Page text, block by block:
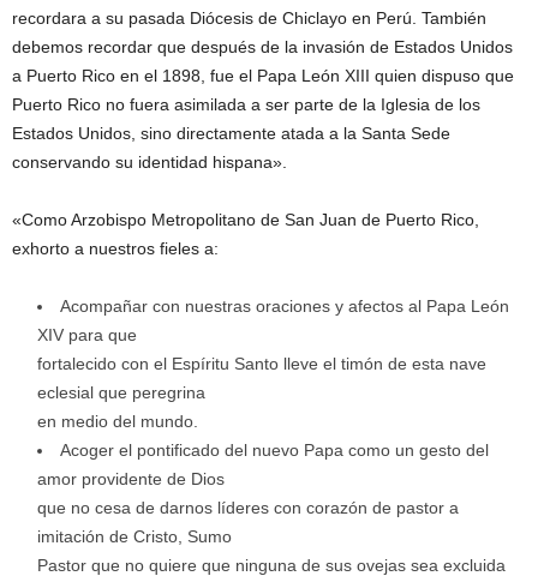
recordara a su pasada Diócesis de Chiclayo en Perú. También
debemos recordar que después de la invasión de Estados Unidos
a Puerto Rico en el 1898, fue el Papa León XIII quien dispuso que
Puerto Rico no fuera asimilada a ser parte de la Iglesia de los
Estados Unidos, sino directamente atada a la Santa Sede
conservando su identidad hispana».
«Como Arzobispo Metropolitano de San Juan de Puerto Rico,
exhorto a nuestros fieles a:
Acompañar con nuestras oraciones y afectos al Papa León
XIV para que
fortalecido con el Espíritu Santo lleve el timón de esta nave
eclesial que peregrina
en medio del mundo.
Acoger el pontificado del nuevo Papa como un gesto del
amor providente de Dios
que no cesa de darnos líderes con corazón de pastor a
imitación de Cristo, Sumo
Pastor que no quiere que ninguna de sus ovejas sea excluida